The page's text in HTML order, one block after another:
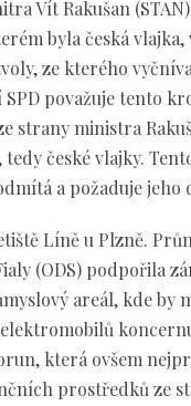
Vít Rakušan
byla česká vlajka,
ze kterého
považuje tento
strany ministra
české vlajky.
a požaduje jeho
Líně u Plzně.
(ODS) podpořila
areál, kde by
která ovšem
prostředků ze